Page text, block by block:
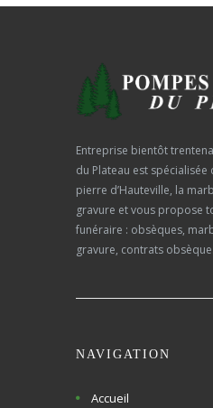
Entreprise bientôt
du Plateau est spécialisée
pierre d’Hauteville, la
gravure et vous propose
funéraire : obsèques,
gravure, contrats obsèque.
NAVIGATION
Accueil